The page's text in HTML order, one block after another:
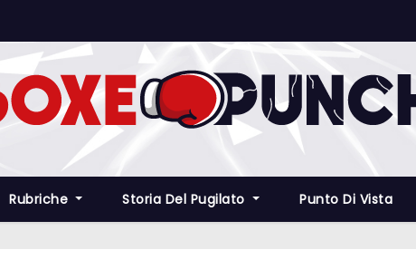
Rubriche Storia Del Pugilato Punto Di Vista